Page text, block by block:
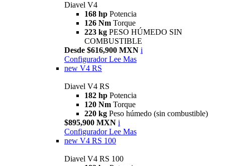
Diavel V4
168 hp Potencia
126 Nm Torque
223 kg PESO HÚMEDO SIN
COMBUSTIBLE
Desde $616,900 MXN i
Configurador Lee Mas
new V4 RS
Diavel V4 RS
182 hp Potencia
120 Nm Torque
220 kg Peso húmedo (sin combustible)
$895,900 MXN i
Configurador Lee Mas
new V4 RS 100
Diavel V4 RS 100